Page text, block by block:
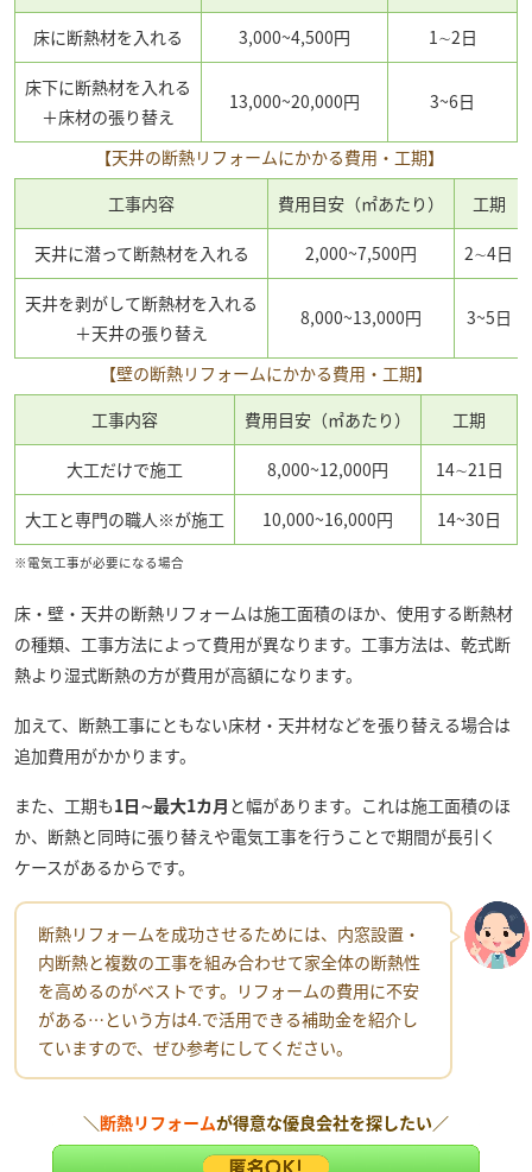
床に断熱材を入れる 3,000~4,500円 1∼2日
床下に断熱材を入れる
＋床材の張り替え
13,000~20,000円 3~6日
【天井の断熱リフォームにかかる費用・工期】
工事内容
費用目安（㎡あたり） 工期
天井に潜って断熱材を入れる 2,000~7,500円 2∼4日
天井を剥がして断熱材を入れる
＋天井の張り替え
8,000~13,000円 3~5日
【壁の断熱リフォームにかかる費用・工期】
工事内容
費用目安（㎡あたり） 工期
大工だけで施工 8,000~12,000円 14∼21日
大工と専門の職人※が施工 10,000~16,000円 14~30日
※電気工事が必要になる場合
床・壁・天井の断熱リフォームは施工面積のほか、使用する断熱材
の種類、工事方法によって費用が異なります。工事方法は、乾式断
熱より湿式断熱の方が費用が高額になります。
加えて、断熱工事にともない床材・天井材などを張り替える場合は
追加費用がかかります。
また、工期も1日∼最大1カ月 と幅があります。これは施工面積のほ
か、断熱と同時に張り替えや電気工事を行うことで期間が長引く
ケースがあるからです。
断熱リフォームを成功させるためには、内窓設置・
内断熱と複数の工事を組み合わせて家全体の断熱性
を高めるのがベストです。リフォームの費用に不安
がある…という方は4.で活用できる補助金を紹介し
ていますので、ぜひ参考にしてください。
＼断熱リフォームが得意な優良会社を探したい／